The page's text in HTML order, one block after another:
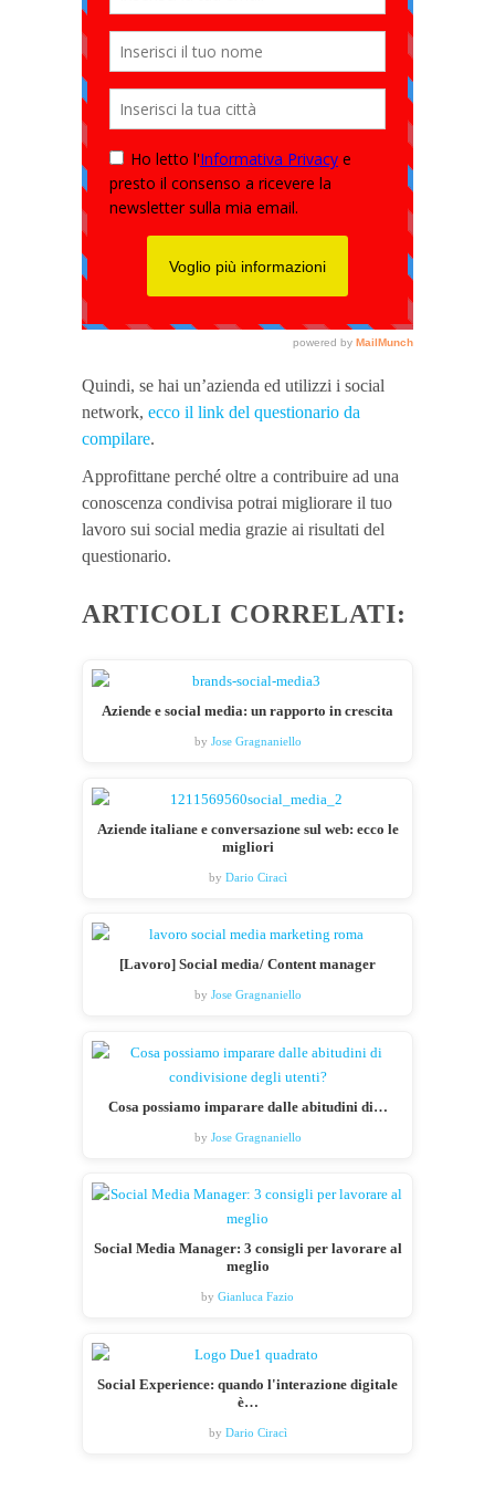
Quindi, se hai un’azienda ed utilizzi i social
network, ecco il link del questionario da
compilare.
Approfittane perché oltre a contribuire ad una
conoscenza condivisa potrai migliorare il tuo
lavoro sui social media grazie ai risultati del
questionario.
ARTICOLI CORRELATI:
Aziende e social media: un rapporto in crescita
by Jose Gragnaniello
Aziende italiane e conversazione sul web: ecco le
migliori
by Dario Ciracì
[Lavoro] Social media/ Content manager
by Jose Gragnaniello
Cosa possiamo imparare dalle abitudini di…
by Jose Gragnaniello
Social Media Manager: 3 consigli per lavorare al
meglio
by Gianluca Fazio
Social Experience: quando l'interazione digitale
è…
by Dario Ciracì